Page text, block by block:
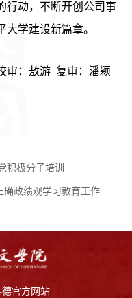
行动，不断开创公司事
大学建设新篇章。
审：敖游 复审：潘颖
积极分子培训
政绩观学习教育工作
官方网站